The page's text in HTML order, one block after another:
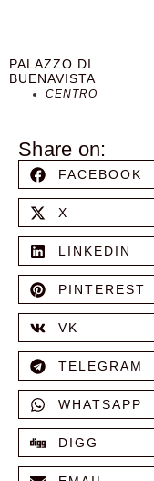
PALAZZO DI
BUENAVISTA
CENTRO
Share on:
FACEBOOK
X
LINKEDIN
PINTEREST
VK
TELEGRAM
WHATSAPP
DIGG